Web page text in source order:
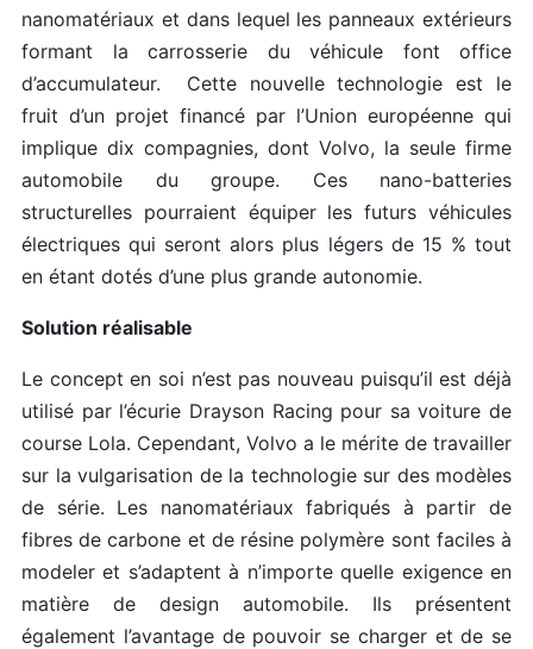
nanomatériaux et dans lequel les panneaux extérieurs
formant la carrosserie du véhicule font office
d’accumulateur. Cette nouvelle technologie est le
fruit d’un projet financé par l’Union européenne qui
implique dix compagnies, dont Volvo, la seule firme
automobile du groupe. Ces nano-batteries
structurelles pourraient équiper les futurs véhicules
électriques qui seront alors plus légers de 15 % tout
en étant dotés d’une plus grande autonomie.
Solution réalisable
Le concept en soi n’est pas nouveau puisqu’il est déjà
utilisé par l’écurie Drayson Racing pour sa voiture de
course Lola. Cependant, Volvo a le mérite de travailler
sur la vulgarisation de la technologie sur des modèles
de série. Les nanomatériaux fabriqués à partir de
fibres de carbone et de résine polymère sont faciles à
modeler et s’adaptent à n’importe quelle exigence en
matière de design automobile. Ils présentent
également l’avantage de pouvoir se charger et de se